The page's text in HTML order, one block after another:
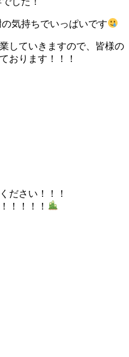
気持ちでいっぱいです
していきますので、皆様の
おります！！！
ださい！！！
！！！！